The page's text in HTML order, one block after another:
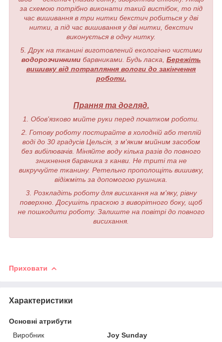
за схемою потрібно виконати такий вистібок, то під
час вишивання в три нитки бекстич робиться у дві
нитки, а під час вишивання у дві нитки, бекстич
виконується в одну нитку.
5. Друк на тканині виготовлений екологічно чистими
водорозчинними барвниками. Будь ласка, Бережіть
вишивку від потрапляння вологи до закінчення
роботи.
Прання та догляд.
1. Обов'язково мийте руки перед початком роботи.
2. Готову роботу постирайте в холодній або теплій
воді до 30 градусів Цельсія, з м'яким мийним засобом
без вибілювачів. Міняйте воду кілька разів до повного
зникнення барвника з канви. Не триті та не
викручуйте тканину. Ретельно прополощіть вишивку,
відіжміть за допомогою рушника.
3. Розкладіть роботу для висихання на м'яку, рівну
поверхню. Досушіть праскою з виворітного боку, щоб
не пошкодити роботу. Залиште на повітрі до повного
висихання.
Приховати
Характеристики
Основні атрибути
Виробник
Joy Sunday